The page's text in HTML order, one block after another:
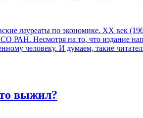
лауреаты по экономике. XX век
РАН. Несмотря на то, что издание
человеку. И думаем, такие
выжил?